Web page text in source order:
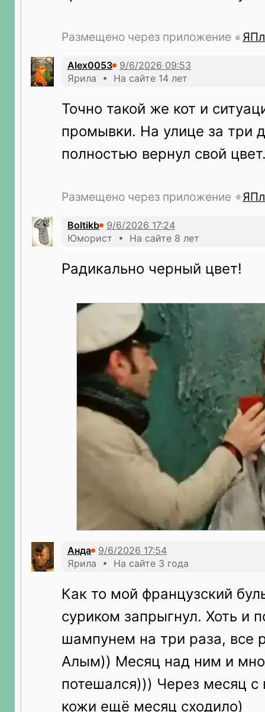
Размещено через приложение
Alex0053
Ярила • На сайте 14 лет
Точно такой же кот и
промывки. На улице за три
полностью вернул свой
Размещено через приложение
Boltikb
Юморист • На сайте 8 лет
Радикально черный цвет!
Анда
Ярила • На сайте 3 года
Как то мой французский
суриком запрыгнул. Хоть и
шампунем на три раза, все
Алым)) Месяц над ним и
потешался))) Через месяц с
кожи ещё месяц сходило)